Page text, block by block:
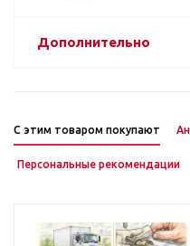
Дополнительно
С этим товаром покупают
Персональные рекомендации